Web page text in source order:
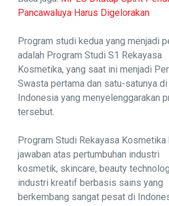
Pancawaluya Harus Digelorakan
Program studi kedua yang menjadi
adalah Program Studi S1 Rekayasa
Kosmetika, yang saat ini menjadi
Swasta pertama dan satu-satunya di
Indonesia yang menyelenggarakan
tersebut.
Program Studi Rekayasa Kosmetika
jawaban atas pertumbuhan industri
kosmetik, skincare, beauty
industri kreatif berbasis sains yang
berkembang sangat pesat di